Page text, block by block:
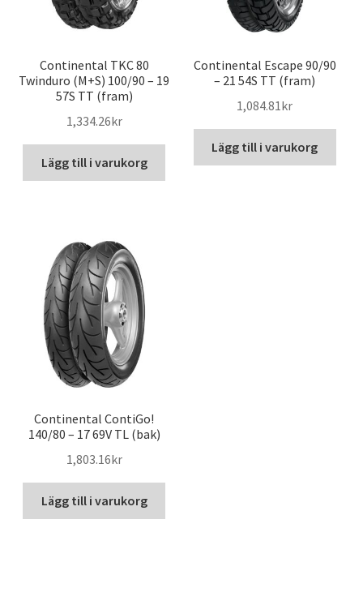
Continental TKC 80
Twinduro (M+S) 100/90 – 19
57S TT (fram)
1,334.26kr
Lägg till i varukorg
Continental Escape 90/90
– 21 54S TT (fram)
1,084.81kr
Lägg till i varukorg
Continental ContiGo!
140/80 – 17 69V TL (bak)
1,803.16kr
Lägg till i varukorg